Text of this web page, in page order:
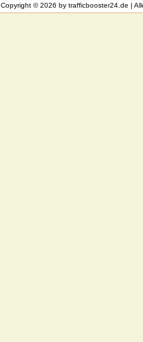
Copyright © 2026 by trafficbooster24.de |